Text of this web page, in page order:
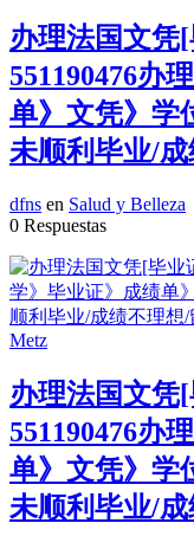
办理法国文凭
551190476办
单》文凭》学
未顺利毕业/
dfns en Salud y Belleza
0 Respuestas
办理法国文凭
551190476办
单》文凭》学
未顺利毕业/